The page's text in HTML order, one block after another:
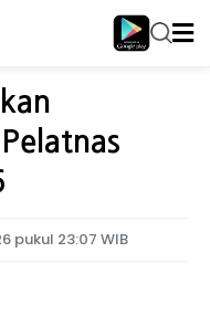
pukul 23:07 WIB